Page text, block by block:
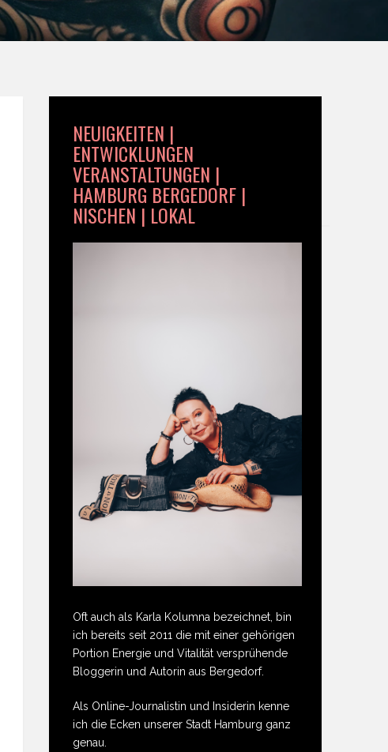
NEUIGKEITEN |
ENTWICKLUNGEN
VERANSTALTUNGEN |
HAMBURG BERGEDORF |
NISCHEN | LOKAL
Oft auch als Karla Kolumna bezeichnet, bin
ich bereits seit 2011 die mit einer gehörigen
Portion Energie und Vitalität versprühende
Bloggerin und Autorin aus Bergedorf.
Als Online-Journalistin und Insiderin kenne
ich die Ecken unserer Stadt Hamburg ganz
genau.